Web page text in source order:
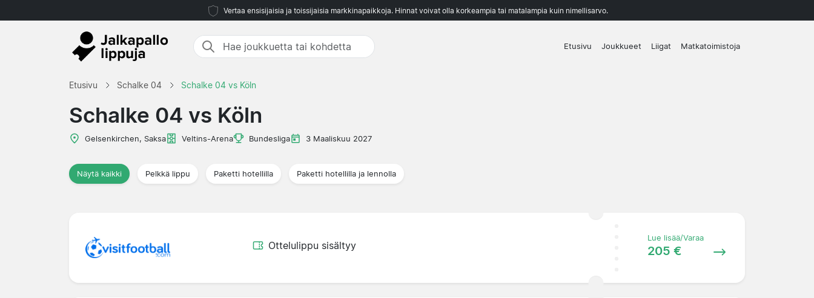
Vertaa ensisijaisia ja toissijaisia markkinapaikkoja. Hinnat voivat olla korkeampia tai matalampia kuin nimellisarvo.
Etusivu Joukkueet Liigat Matkatoimistoja
Etusivu Schalke 04 Schalke 04 vs Köln
Schalke 04 vs Köln
Gelsenkirchen, Saksa Veltins-Arena Bundesliga 3 Maaliskuu 2027
Näytä kaikki Pelkkä lippu Paketti hotellilla Paketti hotellilla ja lennolla
Ottelulippu sisältyy
Lue lisää/Varaa
205 €